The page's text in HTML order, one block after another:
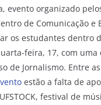
evento organizado
de Comunicação e
os estudantes dentro
feira, 17, com uma
de Jornalismo. Entre as
estão a falta de
festival de